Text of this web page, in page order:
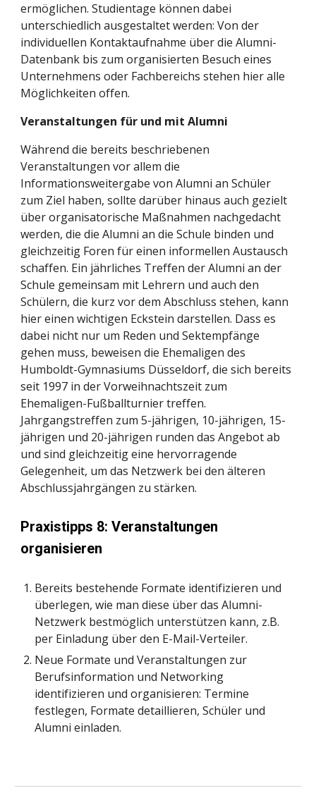
ermöglichen. Studientage können dabei
unterschiedlich ausgestaltet werden: Von der
individuellen Kontaktaufnahme über die Alumni-
Datenbank bis zum organisierten Besuch eines
Unternehmens oder Fachbereichs stehen hier alle
Möglichkeiten offen.
Veranstaltungen für und mit Alumni
Während die bereits beschriebenen
Veranstaltungen vor allem die
Informationsweitergabe von Alumni an Schüler
zum Ziel haben, sollte darüber hinaus auch gezielt
über organisatorische Maßnahmen nachgedacht
werden, die die Alumni an die Schule binden und
gleichzeitig Foren für einen informellen Austausch
schaffen. Ein jährliches Treffen der Alumni an der
Schule gemeinsam mit Lehrern und auch den
Schülern, die kurz vor dem Abschluss stehen, kann
hier einen wichtigen Eckstein darstellen. Dass es
dabei nicht nur um Reden und Sektempfänge
gehen muss, beweisen die Ehemaligen des
Humboldt-Gymnasiums Düsseldorf, die sich bereits
seit 1997 in der Vorweihnachtszeit zum
Ehemaligen-Fußballturnier treffen.
Jahrgangstreffen zum 5-jährigen, 10-jährigen, 15-
jährigen und 20-jährigen runden das Angebot ab
und sind gleichzeitig eine hervorragende
Gelegenheit, um das Netzwerk bei den älteren
Abschlussjahrgängen zu stärken.
Praxistipps 8: Veranstaltungen
organisieren
Bereits bestehende Formate identifizieren und
überlegen, wie man diese über das Alumni-
Netzwerk bestmöglich unterstützen kann, z.B.
per Einladung über den E-Mail-Verteiler.
Neue Formate und Veranstaltungen zur
Berufsinformation und Networking
identifizieren und organisieren: Termine
festlegen, Formate detaillieren, Schüler und
Alumni einladen.